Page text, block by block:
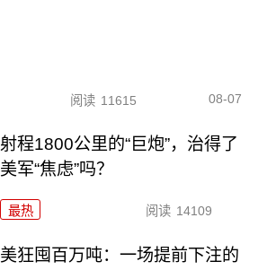
阅读 11615 08-07
射程1800公里的“巨炮”，治得了
美军“焦虑”吗？
最热 阅读 14109
美狂囤百万吨：一场提前下注的